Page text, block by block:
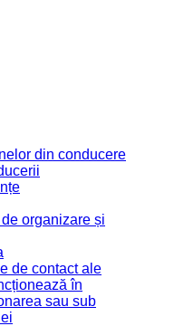
din conducere
organizare și
de contact ale
în
sau sub